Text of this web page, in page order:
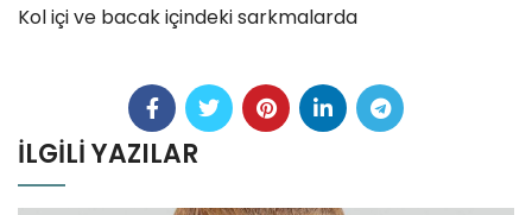
Kol içi ve bacak içindeki sarkmalarda
İLGILI YAZILAR